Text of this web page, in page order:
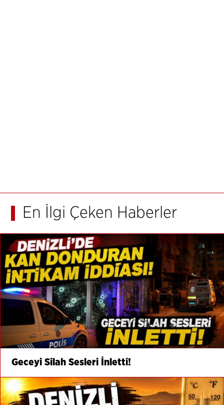
En İlgi Çeken Haberler
Geceyi Silah Sesleri İnletti!